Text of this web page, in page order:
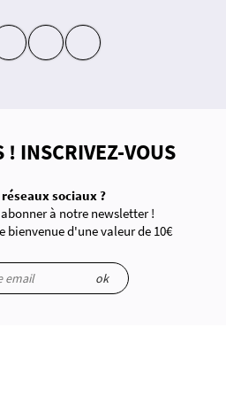
fb yt in
! INSCRIVEZ-VOUS
sociaux ?
à notre newsletter !
bienvenue d'une valeur de 10€
ok